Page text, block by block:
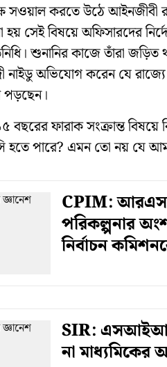
সওয়াল করতে উঠে আইনজীবী
হয় সেই বিষয়ে অফিসারদের
শুনানির কাজে তাঁরা
নাইডু অভিযোগ করেন যে রাজ্যে
পড়ছেন।
বছরের ফারাক সংক্রান্ত বিষয়ে
হতে পারে? এমন তো নয় যে
CPIM:
পরিকল্পনার
নির্বাচন
SIR: এসআইআর
না মাধ্যমিকের